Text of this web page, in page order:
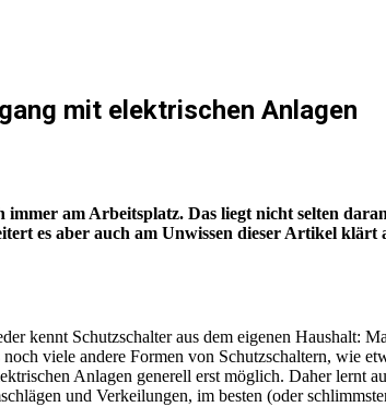
mit elektrischen Anlagen
am Arbeitsplatz. Das liegt nicht selten
es aber auch am Unwissen dieser Artikel
kennt Schutzschalter aus dem eigenen Haushalt:
viele andere Formen von Schutzschaltern, wie
Anlagen generell erst möglich. Daher lernt
und Verkeilungen, im besten (oder